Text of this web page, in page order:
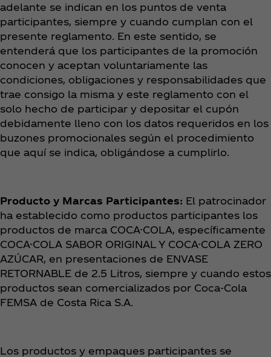
adelante se indican en los puntos de venta
participantes, siempre y cuando cumplan con el
presente reglamento. En este sentido, se
entenderá que los participantes de la promoción
conocen y aceptan voluntariamente las
condiciones, obligaciones y responsabilidades que
trae consigo la misma y este reglamento con el
solo hecho de participar y depositar el cupón
debidamente lleno con los datos requeridos en los
buzones promocionales según el procedimiento
que aquí se indica, obligándose a cumplirlo.
Producto y Marcas Participantes: El patrocinador
ha establecido como productos participantes los
productos de marca COCA-COLA, específicamente
COCA-COLA SABOR ORIGINAL Y COCA-COLA ZERO
AZÚCAR, en presentaciones de ENVASE
RETORNABLE de 2.5 Litros, siempre y cuando estos
productos sean comercializados por Coca‑Cola
FEMSA de Costa Rica S.A.
Los productos y empaques participantes se